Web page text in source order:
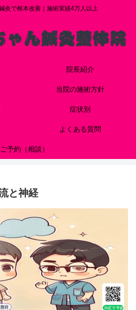
灸で根本改善｜施術実績4万人以上
院長紹介
当院の施術方針
症状別
よくある質問
ご予約（相談）
と神経